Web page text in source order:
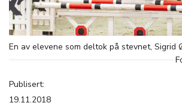
En av elevene som deltok på stevnet, Sigrid
Publisert:
19.11.2018